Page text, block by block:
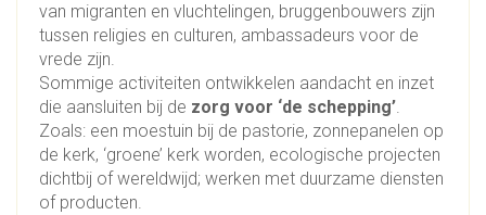
van migranten en vluchtelingen, bruggenbouwers zijn
tussen religies en culturen, ambassadeurs voor de
vrede zijn.
Sommige activiteiten ontwikkelen aandacht en inzet
die aansluiten bij de zorg voor ‘de schepping’.
Zoals: een moestuin bij de pastorie, zonnepanelen op
de kerk, ‘groene’ kerk worden, ecologische projecten
dichtbij of wereldwijd; werken met duurzame diensten
of producten.